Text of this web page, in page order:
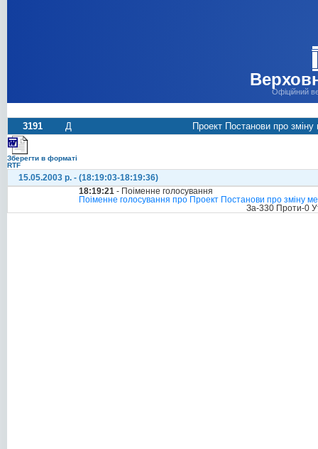
Офіційний
3191 Д Проект Постанови про зміну
Зберегти в форматі
RTF
15.05.2003 р. - (18:19:03-18:19:36)
18:19:21 - Поіменне голосування
Поіменне голосування про Проект Постанови про зміну
За-330 Проти-0